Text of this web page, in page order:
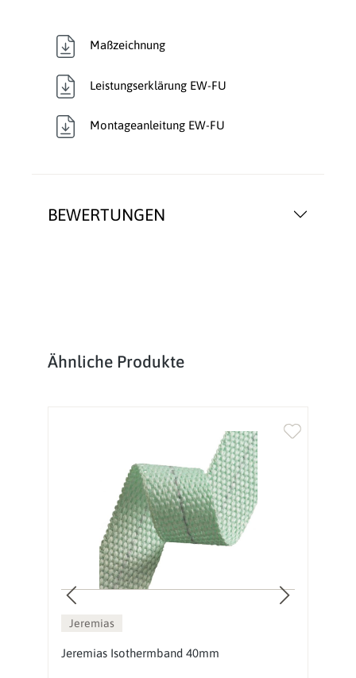
BEWERTUNGEN
Maßzeichnung
Leistungserklärung EW-FU
Montageanleitung EW-FU
Produktgalerie überspringen
Ähnliche Produkte
Jeremias
Jeremias Isothermband 40mm